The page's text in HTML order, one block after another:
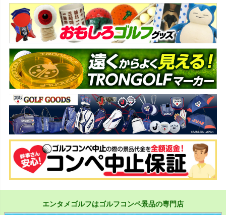
エンタメゴルフはゴルフコンペ景品の専門店